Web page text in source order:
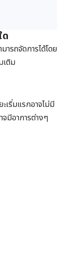
ด
ารถจัดการได้โดย
เติม
เริ่มแรกอาจไม่มี
จมีอาการต่างๆ